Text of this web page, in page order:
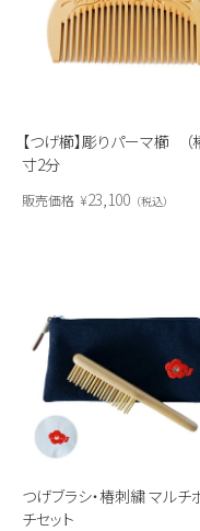
【つげ櫛】彫りパーマ櫛 （
寸2分
販売価格 ¥23,100 税込
つげブラシ・椿刺繍 マルチ
チセット